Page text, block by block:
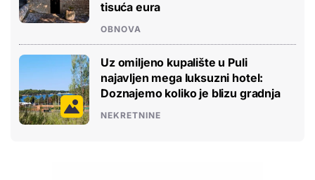
tisuća eura
OBNOVA
Uz omiljeno kupalište u Puli
najavljen mega luksuzni hotel:
Doznajemo koliko je blizu gradnja
NEKRETNINE